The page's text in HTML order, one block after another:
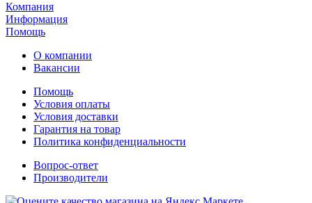
Компания
Информация
Помощь
О компании
Вакансии
Помощь
Условия оплаты
Условия доставки
Гарантия на товар
Политика конфиденциальности
Вопрос-ответ
Производители